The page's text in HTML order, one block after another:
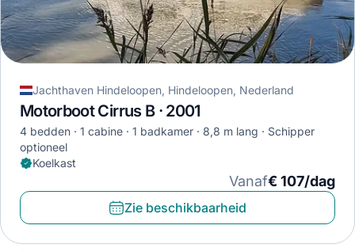
Jachthaven Hindeloopen, Hindeloopen, Nederland
Motorboot Cirrus B · 2001
4 bedden 1 cabine 1 badkamer 8,8 m lang
Schipper
optioneel
Koelkast
Vanaf€ 107/dag
Zie beschikbaarheid